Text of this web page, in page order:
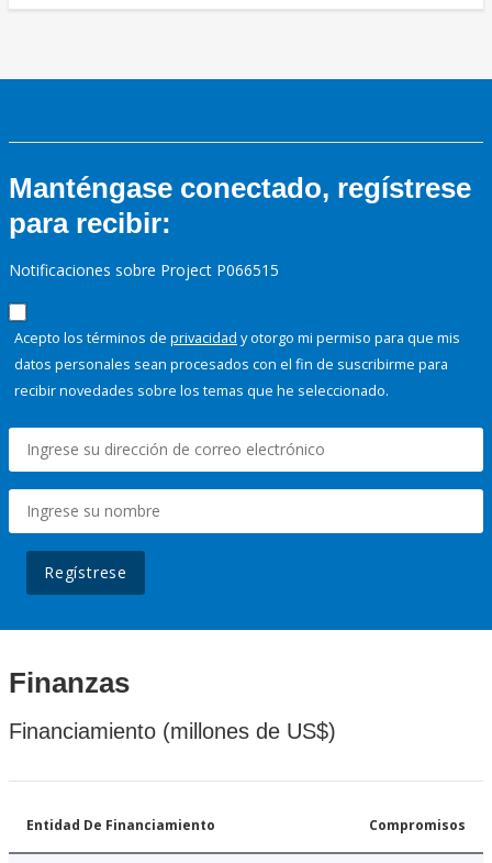
Manténgase conectado, regístrese
para recibir:
Notificaciones sobre Project P066515
Acepto los términos de privacidad y otorgo mi permiso para que mis
datos personales sean procesados con el fin de suscribirme para
recibir novedades sobre los temas que he seleccionado.
Regístrese
Finanzas
Financiamiento (millones de US$)
Entidad De Financiamiento Compromisos